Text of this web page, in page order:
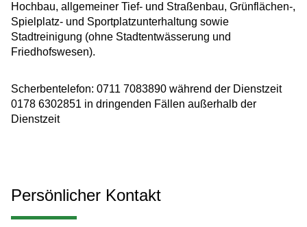
Hochbau, allgemeiner Tief- und Straßenbau, Grünflächen-,
Spielplatz- und Sportplatzunterhaltung sowie
Stadtreinigung (ohne Stadtentwässerung und
Friedhofswesen).
Scherbentelefon: 0711 7083890 während der Dienstzeit
0178 6302851 in dringenden Fällen außerhalb der
Dienstzeit
Persönlicher Kontakt